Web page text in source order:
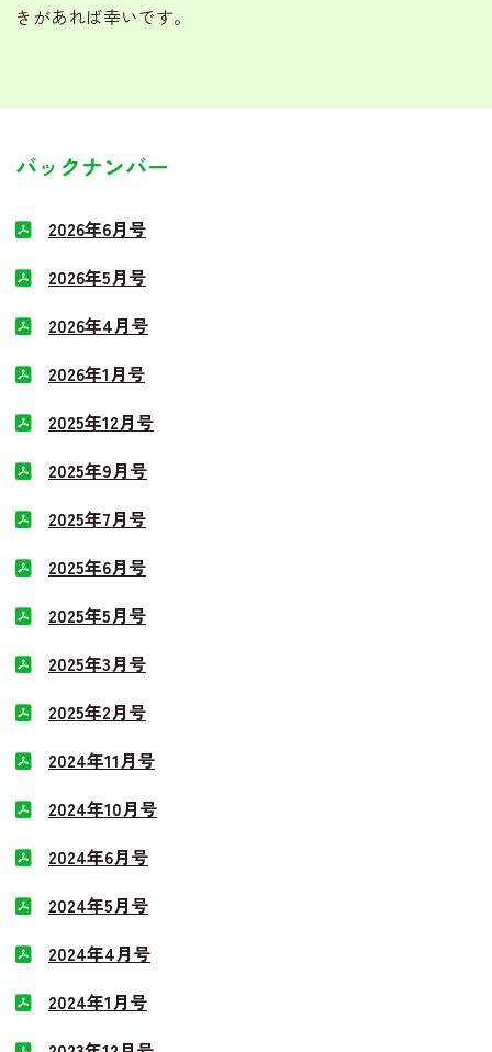
きがあれば幸いです。
バックナンバー
2026年6月号
2026年5月号
2026年4月号
2026年1月号
2025年12月号
2025年9月号
2025年7月号
2025年6月号
2025年5月号
2025年3月号
2025年2月号
2024年11月号
2024年10月号
2024年6月号
2024年5月号
2024年4月号
2024年1月号